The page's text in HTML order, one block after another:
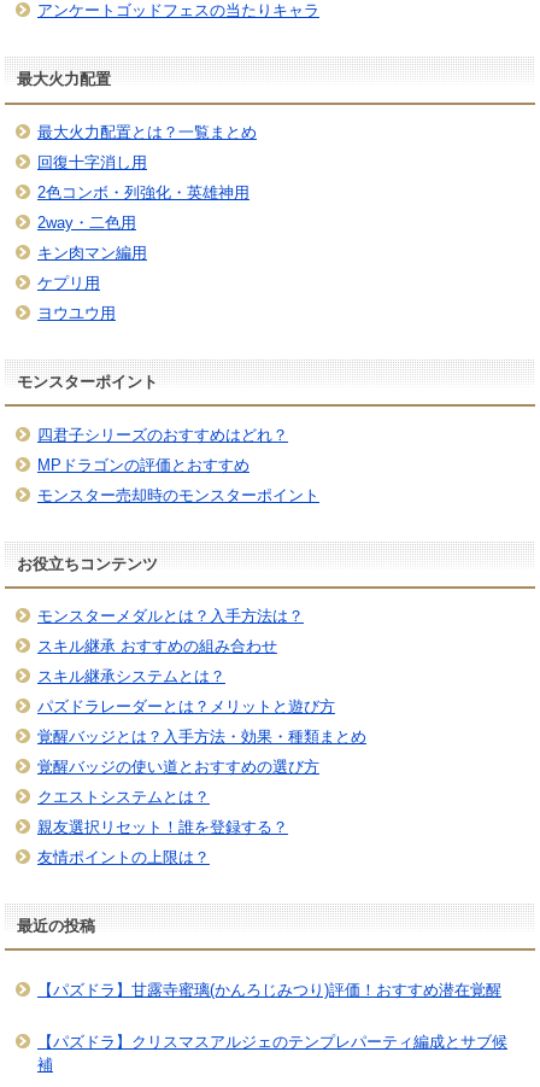
アンケートゴッドフェスの当たりキャラ
最大火力配置
最大火力配置とは？一覧まとめ
回復十字消し用
2色コンボ・列強化・英雄神用
2way・二色用
キン肉マン編用
ケプリ用
ヨウユウ用
モンスターポイント
四君子シリーズのおすすめはどれ？
MPドラゴンの評価とおすすめ
モンスター売却時のモンスターポイント
お役立ちコンテンツ
モンスターメダルとは？入手方法は？
スキル継承 おすすめの組み合わせ
スキル継承システムとは？
パズドラレーダーとは？メリットと遊び方
覚醒バッジとは？入手方法・効果・種類まとめ
覚醒バッジの使い道とおすすめの選び方
クエストシステムとは？
親友選択リセット！誰を登録する？
友情ポイントの上限は？
最近の投稿
【パズドラ】甘露寺蜜璃(かんろじみつり)評価！おすすめ潜在覚醒
【パズドラ】クリスマスアルジェのテンプレパーティ編成とサブ候
補